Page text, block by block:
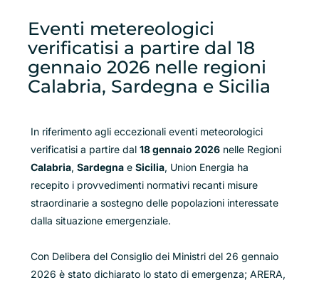
Eventi metereologici
verificatisi a partire dal 18
gennaio 2026 nelle regioni
Calabria, Sardegna e Sicilia
In riferimento agli eccezionali eventi meteorologici
verificatisi a partire dal 18 gennaio 2026nelle Regioni
Calabria, Sardegnae Sicilia, Union Energia ha
recepito i provvedimenti normativi recanti misure
straordinarie a sostegno delle popolazioni interessate
dalla situazione emergenziale.
Con Delibera del Consiglio dei Ministri del 26 gennaio
2026 è stato dichiarato lo stato di emergenza; ARERA,